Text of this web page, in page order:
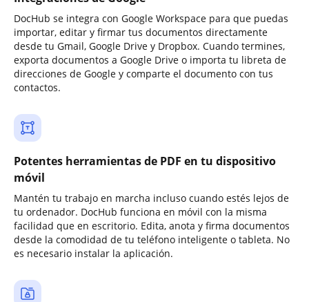
DocHub se integra con Google Workspace para que puedas
importar, editar y firmar tus documentos directamente
desde tu Gmail, Google Drive y Dropbox. Cuando termines,
exporta documentos a Google Drive o importa tu libreta de
direcciones de Google y comparte el documento con tus
contactos.
Potentes herramientas de PDF en tu dispositivo
móvil
Mantén tu trabajo en marcha incluso cuando estés lejos de
tu ordenador. DocHub funciona en móvil con la misma
facilidad que en escritorio. Edita, anota y firma documentos
desde la comodidad de tu teléfono inteligente o tableta. No
es necesario instalar la aplicación.